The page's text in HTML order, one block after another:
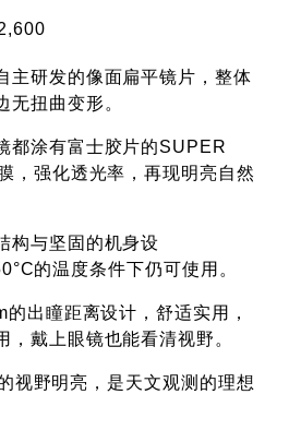
主研发的像面扁平镜片，整体
无扭曲变形。
都涂有富士胶片的SUPER
，强化透光率，再现明亮自然
构与坚固的机身设
的温度条件下仍可使用。
出瞳距离设计，舒适实用，
，戴上眼镜也能看清视野。
视野明亮，是天文观测的理想